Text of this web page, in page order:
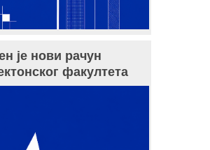
је нови рачун
факултета